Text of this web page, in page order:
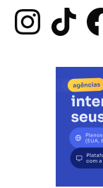
InstagramTikTok